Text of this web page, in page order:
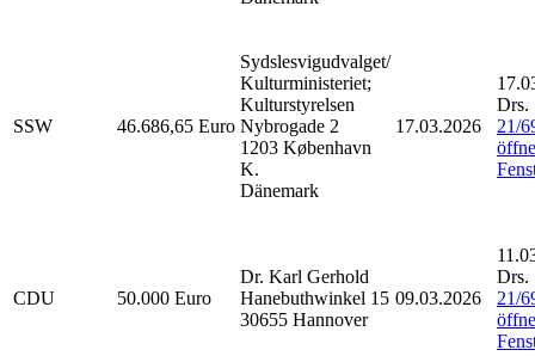
SSW 46.686,65 Euro
Sydslesvigudvalget/
Kulturministeriet;
Kulturstyrelsen
Nybrogade 2
1203 København
K.
Dänemark
17.03.2026
Drs.
21/
CDU 50.000 Euro
Dr. Karl Gerhold
Hanebuthwinkel 15
30655 Hannover
09.03.2026
Drs.
21/